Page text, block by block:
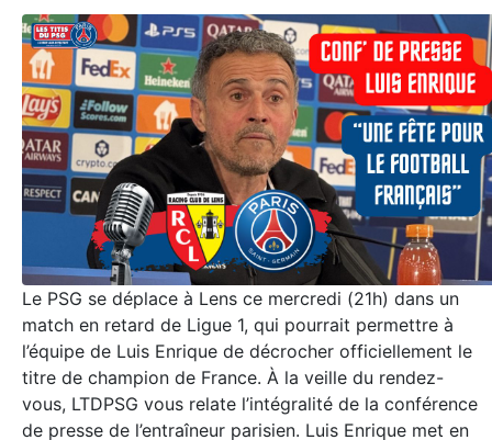
Le PSG se déplace à Lens ce mercredi (21h) dans un
match en retard de Ligue 1, qui pourrait permettre à
l’équipe de Luis Enrique de décrocher officiellement le
titre de champion de France. À la veille du rendez-
vous, LTDPSG vous relate l’intégralité de la conférence
de presse de l’entraîneur parisien. Luis Enrique met en